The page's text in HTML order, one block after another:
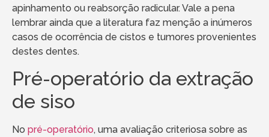
apinhamento ou reabsorção radicular. Vale a pena
lembrar ainda que a literatura faz menção a inúmeros
casos de ocorrência de cistos e tumores provenientes
destes dentes.
Pré-operatório da extração
de siso
No pré-operatório, uma avaliação criteriosa sobre as